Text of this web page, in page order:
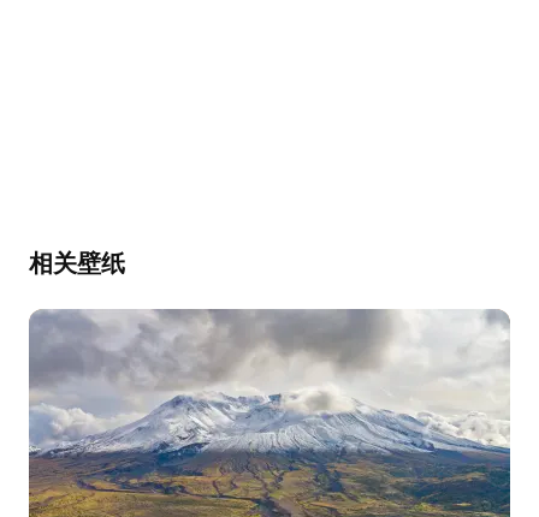
相关壁纸